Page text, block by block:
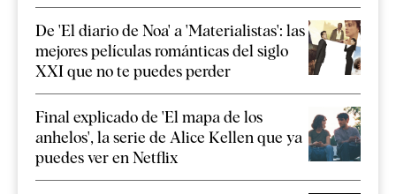
De 'El diario de Noa' a 'Materialistas': las
mejores películas románticas del siglo
XXI que no te puedes perder
Final explicado de 'El mapa de los
anhelos', la serie de Alice Kellen que ya
puedes ver en Netflix